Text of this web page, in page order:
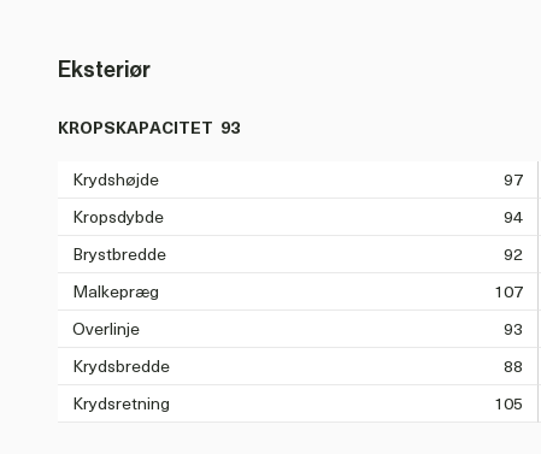
Eksteriør
KROPSKAPACITET 93
Krydshøjde 97
Kropsdybde
94
Brystbredde
92
Malkepræg
107
Overlinje
93
Krydsbredde
88
Krydsretning
105